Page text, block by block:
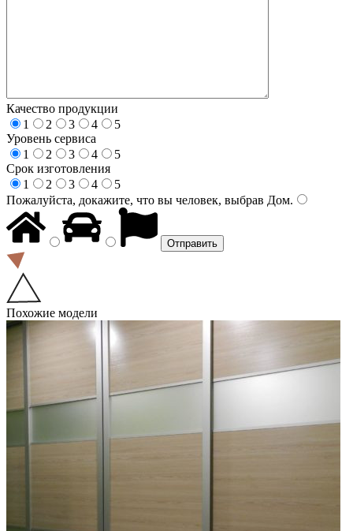
Качество продукции
1
2 3 4
5
Уровень сервиса
1
2 3 4
5
Срок изготовления
1
2 3 4
5
Пожалуйста, докажите, что вы человек, выбрав Дом.
Похожие модели